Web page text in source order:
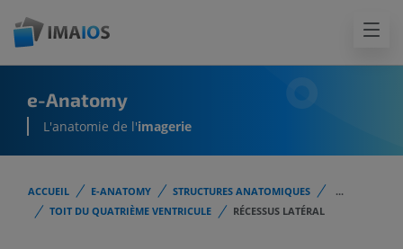
e-Anatomy
L'anatomie de l'imagerie
ACCUEIL E-ANATOMY STRUCTURES ANATOMIQUES
...
TOIT DU QUATRIÈME VENTRICULE
RÉCESSUS LATÉRAL